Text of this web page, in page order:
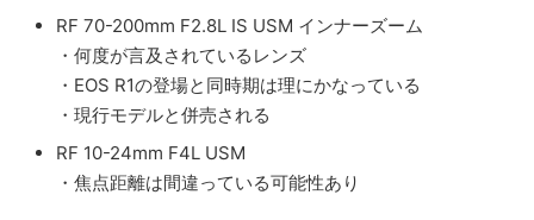
RF 70-200mm F2.8L IS USM インナーズーム
・何度が言及されているレンズ
・EOS R1の登場と同時期は理にかなっている
・現行モデルと併売される
RF 10-24mm F4L USM
・焦点距離は間違っている可能性あり